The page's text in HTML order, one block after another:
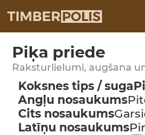
Piķa priede
Raksturlielumi, augšana
Koksnes tips / suga
Angļu nosaukums
Cits nosaukums
Latīņu nosaukums